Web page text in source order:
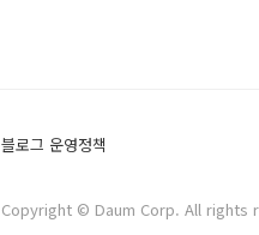
블로그 운영정책
Copyright © Daum Corp. All rights